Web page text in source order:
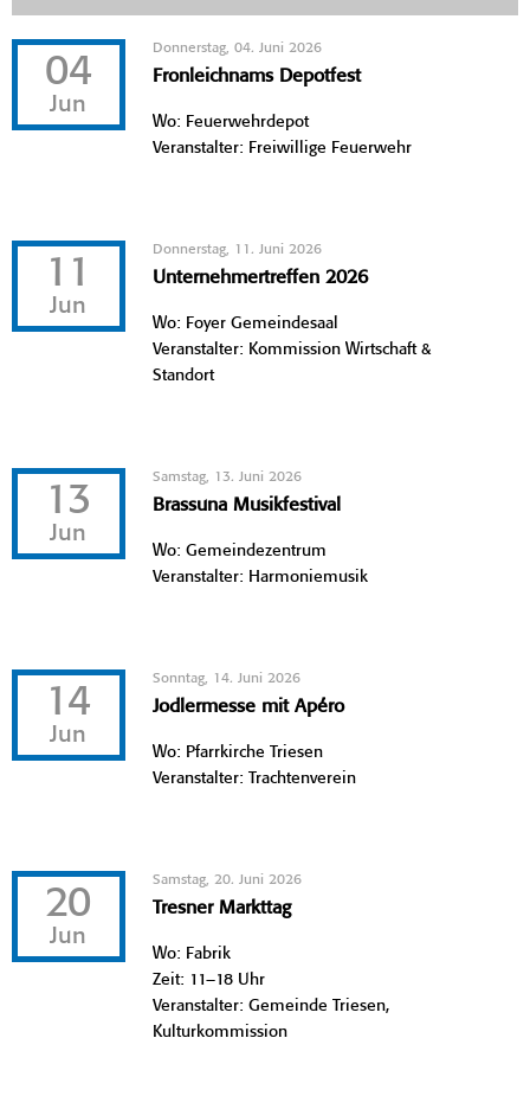
04
Jun
Donnerstag, 04. Juni 2026
Fronleichnams Depotfest
Wo: Feuerwehrdepot
Veranstalter: Freiwillige Feuerwehr
11
Jun
Donnerstag, 11. Juni 2026
Unternehmertreffen 2026
Wo: Foyer Gemeindesaal
Veranstalter: Kommission Wirtschaft &
Standort
13
Jun
Samstag, 13. Juni 2026
Brassuna Musikfestival
Wo: Gemeindezentrum
Veranstalter: Harmoniemusik
14
Jun
Sonntag, 14. Juni 2026
Jodlermesse mit Apéro
Wo: Pfarrkirche Triesen
Veranstalter: Trachtenverein
20
Jun
Samstag, 20. Juni 2026
Tresner Markttag
Wo: Fabrik
Zeit: 11–18 Uhr
Veranstalter: Gemeinde Triesen,
Kulturkommission